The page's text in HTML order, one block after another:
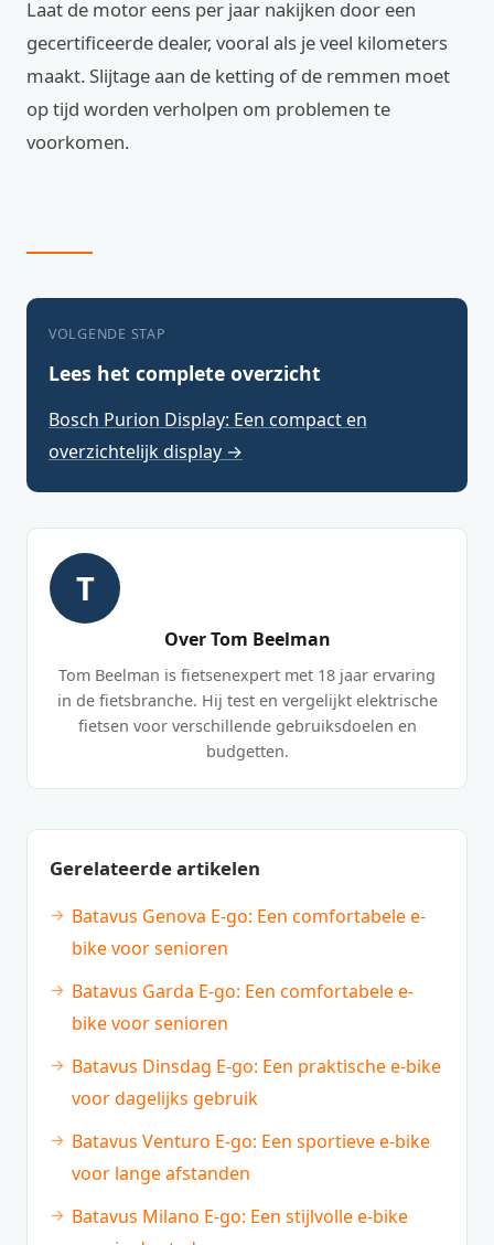
Laat de motor eens per jaar nakijken door een
gecertificeerde dealer, vooral als je veel kilometers
maakt. Slijtage aan de ketting of de remmen moet
op tijd worden verholpen om problemen te
voorkomen.
VOLGENDE STAP
Lees het complete overzicht
Bosch Purion Display: Een compact en
overzichtelijk display →
T
Over Tom Beelman
Tom Beelman is fietsenexpert met 18 jaar ervaring
in de fietsbranche. Hij test en vergelijkt elektrische
fietsen voor verschillende gebruiksdoelen en
budgetten.
Gerelateerde artikelen
Batavus Genova E-go: Een comfortabele e-
bike voor senioren
Batavus Garda E-go: Een comfortabele e-
bike voor senioren
Batavus Dinsdag E-go: Een praktische e-bike
voor dagelijks gebruik
Batavus Venturo E-go: Een sportieve e-bike
voor lange afstanden
Batavus Milano E-go: Een stijlvolle e-bike